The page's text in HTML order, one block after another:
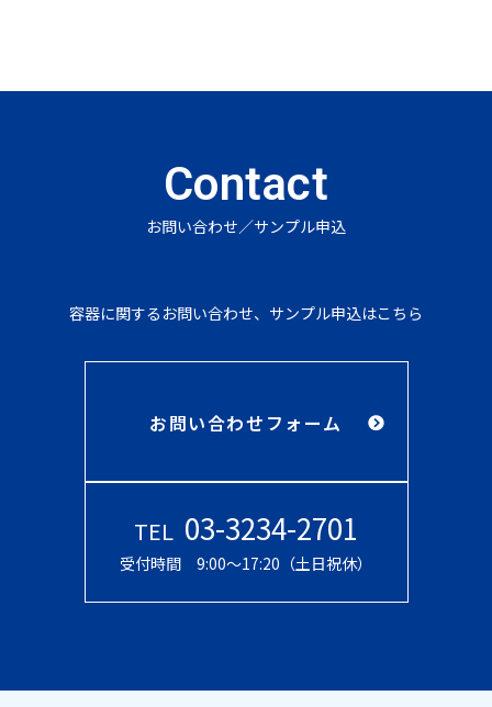
Contact
お問い合わせ／サンプル申込
容器に関するお問い合わせ、サンプル申込はこちら
TEL 03-3234-2701
受付時間 9:00〜17:20（土日祝休）
お問い合わせフォーム